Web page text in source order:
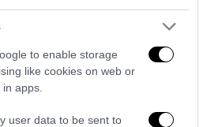
to enable storage
like cookies on web or
apps.
user data to be sent to
stronzo, poeta e buffone di
corte
7 Agosto 2026